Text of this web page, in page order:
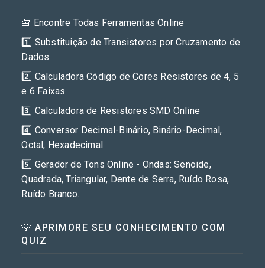
🧰 Encontre Todas Ferramentas Online
1️⃣ Substituição de Transistores por Cruzamento de
Dados
2️⃣ Calculadora Código de Cores Resistores de 4, 5
e 6 Faixas
3️⃣ Calculadora de Resistores SMD Online
4️⃣ Conversor Decimal-Binário, Binário-Decimal,
Octal, Hexadecimal
5️⃣ Gerador de Tons Online - Ondas: Senoide,
Quadrada, Triangular, Dente de Serra, Ruído Rosa,
Ruído Branco.
💡 APRIMORE SEU CONHECIMENTO COM
QUIZ